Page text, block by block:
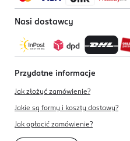
Nasi dostawcy
Przydatne informacje
Jak złożyć zamówienie?
Jakie są formy i koszty dostawy?
Jak opłacić zamówienie?